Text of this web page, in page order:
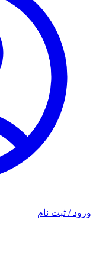
ورود / ثبت نام